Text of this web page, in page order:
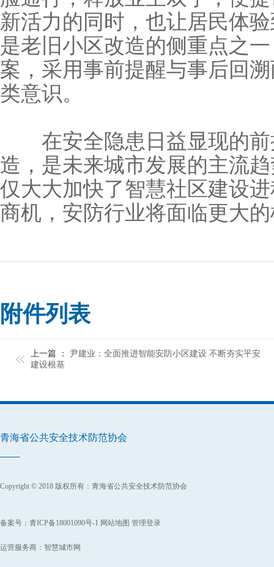
新活力的同时，也让居民体
是老旧小区改造的侧重点之
案，采用事前提醒与事后回
类意识。
在安全隐患日益显现的前
造，是未来城市发展的主流
仅大大加快了智慧社区建设
商机，安防行业将面临更大
附件列表
上一篇 ： 尹建业：全面推进智能安防小区建设 不断夯实平安
建设根基
青海省公共安全技术防范协会
Copyright © 2018 版权所有：青海省公共安全技术防范协会
备案号： 青ICP备18001090号-1 网站地图 管理登录
运营服务商： 智慧城市网